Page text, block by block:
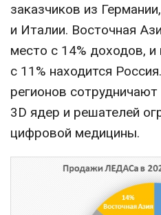
заказчиков из
и Италии. Восточная
место с 14% доходов,
с 11% находится
регионов
3D ядер и решателей
цифровой медицины.